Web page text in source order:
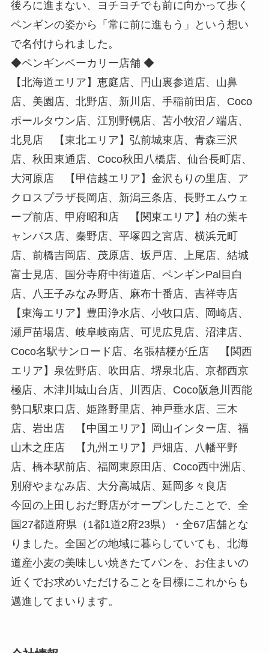
後ろに進まない、ヨチヨチでも前に向かって歩く
ペンギンの姿から「常に前に進もう」という想い
で名付けられました。
◆ペンギンベーカリー店舗 ◆
【北海道エリア】恵庭店、円山裏参道店、山鼻
店、美園店、北野店、新川店、手稲前田店、Coco
ポールタウン店、江別野幌店、苫小牧沼ノ端店、
北見店 【東北エリア】弘前城東店、青森三沢
店、秋田東通店、Coco秋田八橋店、仙台長町店、
大河原店 【甲信越エリア】金沢もりの里店、ア
クロスプラザ長岡店、新潟三条店、長野エムウェ
ーブ前店、甲府昭和店 【関東エリア】柏の葉キ
ャンパス店、秦野店、平塚四之宮店、横浜元町
店、前橋吉岡店、茂原店、坂戸店、上尾店、結城
富士見店、国分寺府中街道店、ペンギンPal目白
店、八王子みなみ野店、麻布十番店、吉祥寺店
【東海エリア】豊田浄水店、小牧口店、岡崎店、
瀬戸苗場店、岐阜岐南店、可児広見店、沼津店、
Coco名駅サンロード店、名張桔梗が丘店 【関西
エリア】泉佐野店、吹田店、堺泉北店、京都西京
極店、木津川城山台店、川西店、Coco阪急川西能
勢口駅東口店、姫路野里店、神戸垂水店、三木
店、岩出店 【中国エリア】岡山インター店、福
山木之庄店 【九州エリア】戸畑店、八幡平野
店、橋本駅前店、福岡東原田店、Coco西中洲店、
別府やまなみ店、大分高城店、延岡多々良店
今回の上田しおだ野店がオープンしたことで、全
国27都道府県（1都1道2府23県）・全67店舗とな
りました。全国どの地域に暮らしていても、北海
道産小麦の美味しい焼きたてパンを、お住まいの
近くでお求めいただけることを目標にこれからも
邁進してまいります。